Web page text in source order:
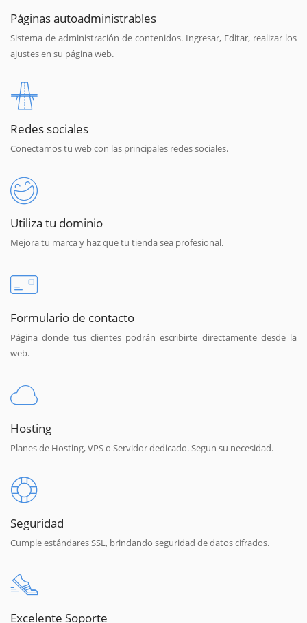
Páginas autoadministrables
Sistema de administración de contenidos. Ingresar, Editar, realizar los
ajustes en su página web.
Redes sociales
Conectamos tu web con las principales redes sociales.
Utiliza tu dominio
Mejora tu marca y haz que tu tienda sea profesional.
Formulario de contacto
Página donde tus clientes podrán escribirte directamente desde la
web.
Hosting
Planes de Hosting, VPS o Servidor dedicado. Segun su necesidad.
Seguridad
Cumple estándares SSL, brindando seguridad de datos cifrados.
Excelente Soporte